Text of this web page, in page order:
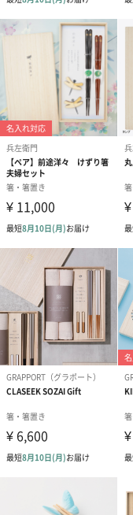
紙袋も付属してお届
兵左衛門
兵左衛門は若狭塗箸の
たお箸メーカーです。
口に入れる箸先部分に
ジン漆を使用。「お箸
全なお箸を作り続けて
商品詳細情報
外装サイズ
【桐
素材／繊維
素地 天
場合が
表面塗
サイズ
箸：
※食器
※画像
※商品